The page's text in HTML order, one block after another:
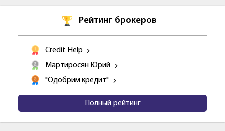
Рейтинг брокеров
Credit Help
Мартиросян Юрий
"Одобрим кредит"
Полный рейтинг